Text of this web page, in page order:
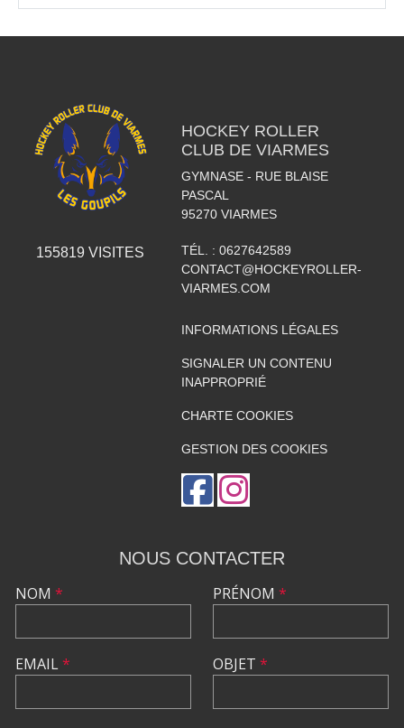
155819 VISITES
HOCKEY ROLLER
CLUB DE VIARMES
GYMNASE - RUE BLAISE
PASCAL
95270 VIARMES
TÉL. : 0627642589
CONTACT@HOCKEYROLLER-
VIARMES.COM
INFORMATIONS LÉGALES
SIGNALER UN CONTENU
INAPPROPRIÉ
CHARTE COOKIES
GESTION DES COOKIES
NOUS CONTACTER
NOM *
EMAIL*
PRÉNOM *
OBJET *